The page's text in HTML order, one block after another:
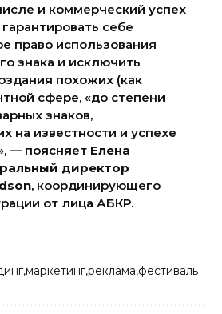
и коммерческий успех
себе
право использования
знака и исключить
похожих (как
сфере, «до степени
знаков,
на известности и успехе
— поясняет Елена
директор
, координирующего
от лица АБКР.
маркетингреклама фестиваль